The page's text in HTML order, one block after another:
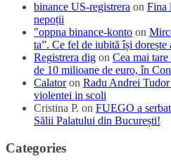
binance US-registrera on Fina
nepoții
"oppna binance-konto on
ta”. Ce fel de iubită își
Registrera dig on Cea mai
de 10 milioane de euro, în
Calatoron Radu Andrei
violentei in scoli
Cristina P. on FUEGO a
Sălii Palatului din București!
Categories